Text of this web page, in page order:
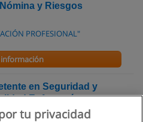
y Riesgos
PROFESIONAL"
en Seguridad y
Enfermería
tu privacidad